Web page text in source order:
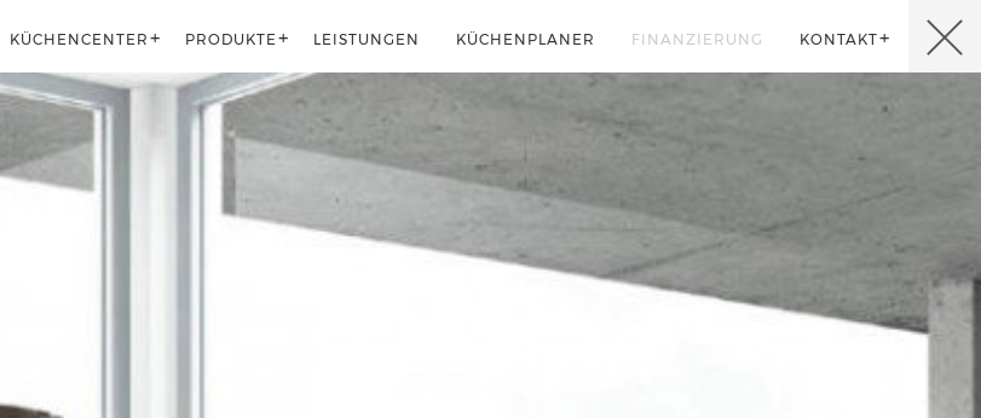
KÜCHENCENTER PRODUKTE LEISTUNGEN KÜCHENPLANER FINANZIERUNG KONTAKT